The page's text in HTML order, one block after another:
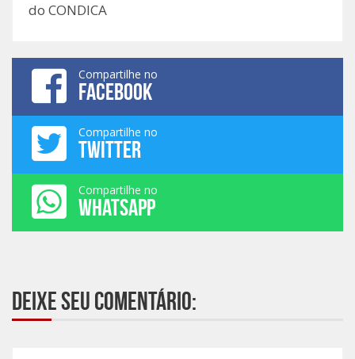
do CONDICA
Compartilhe no
FACEBOOK
Compartilhe no
TWITTER
Compartilhe no
WHATSAPP
Deixe seu comentário: